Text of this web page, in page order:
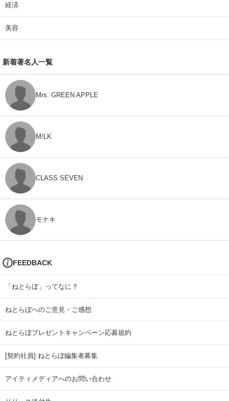
経済
美容
新着著名人一覧
Mrs. GREEN APPLE
M!LK
CLASS SEVEN
モナキ
FEEDBACK
「ねとらぼ」ってなに？
ねとらぼへのご意見・ご感想
ねとらぼプレゼントキャンペーン応募規約
[契約社員] ねとらぼ編集者募集
アイティメディアへのお問い合わせ